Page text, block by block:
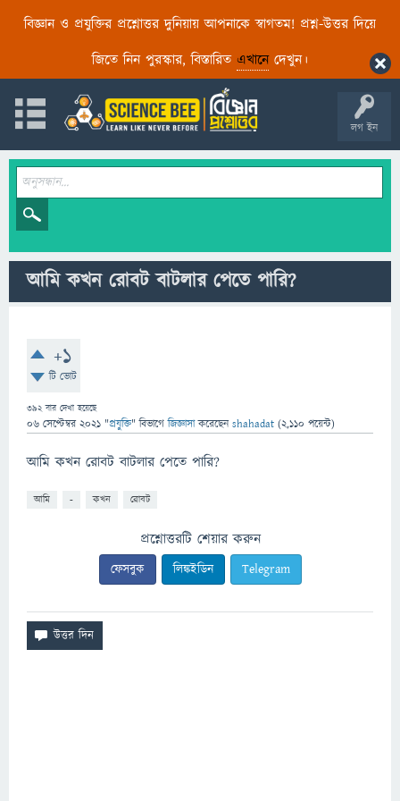
বিজ্ঞান ও প্রযুক্তির প্রশ্নোত্তর দুনিয়ায় আপনাকে স্বাগতম! প্রশ্ন-উত্তর দিয়ে
জিতে নিন পুরস্কার, বিস্তারিত এখানেদেখুন।
লগ ইন
আমি কখন রোবট বাটলার পেতে পারি?
+1
টি ভোট
392বার দেখা হয়েছে
06 সেপ্টেম্বর 2021 "প্রযুক্তি" বিভাগে জিজ্ঞাসাকরেছেনshahadat (2,110 পয়েন্ট)
আমি কখন রোবট বাটলার পেতে পারি?
আমি - কখন রোবট
প্রশ্নোত্তরটি শেয়ার করুন
ফেসবুক লিঙ্কইডিন Telegram